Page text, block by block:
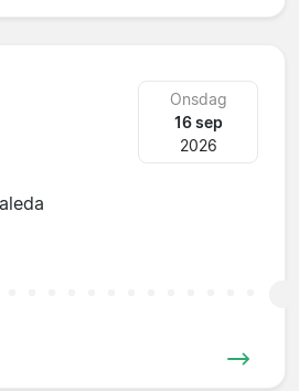
Onsdag
16 sep
2026